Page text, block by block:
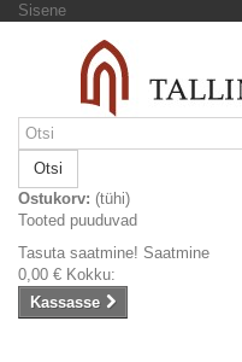
Sisene
Otsi
Ostukorv: (tühi)
Tooted puuduvad
Tasuta saatmine! Saatmine
0,00 € Kokku:
Kassasse